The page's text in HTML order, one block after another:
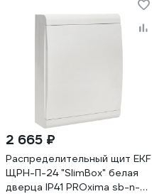
2 665 ₽
Распределительный щит EKF
ЩРН-П-24 "SlimBox" белая
дверца IP41 PROxima sb-n-